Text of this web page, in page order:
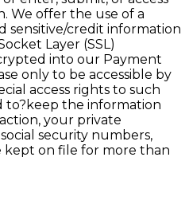
We offer the use of a
sensitive/credit information
Layer (SSL)
into our Payment
only to be accessible by
access rights to such
to?keep the information
your private
security numbers,
kept on file for more than